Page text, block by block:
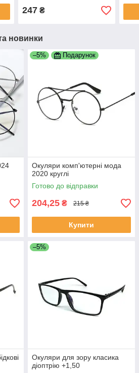
247₴
новинки
–5% Подарунок
Окуляри комп'ютерні мода
2020 круглі
Готово до відправки
204,25 ₴ 215 ₴
Купити
–5%
Окуляри для зору класика
діоптрію +1,50